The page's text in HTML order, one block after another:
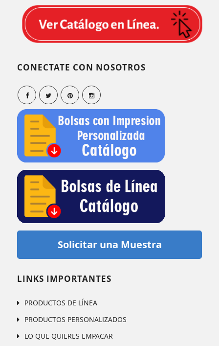
CONECTATE CON NOSOTROS
Solicitar una Muestra
LINKS IMPORTANTES
PRODUCTOS DE LÍNEA
PRODUCTOS PERSONALIZADOS
LO QUE QUIERES EMPACAR